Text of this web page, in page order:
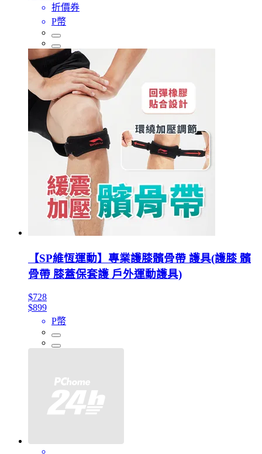
折價券
P幣
【SP維恆運動】專業護膝髕骨帶 護具(護膝 髕
骨帶 膝蓋保套護 戶外運動護具)
$728
$899
P幣